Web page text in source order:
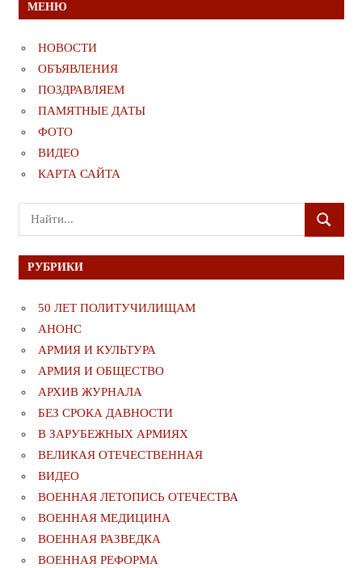
МЕНЮ
НОВОСТИ
ОБЪЯВЛЕНИЯ
ПОЗДРАВЛЯЕМ
ПАМЯТНЫЕ ДАТЫ
ФОТО
ВИДЕО
КАРТА САЙТА
Поиск
для:
ПОИСК
РУБРИКИ
50 ЛЕТ ПОЛИТУЧИЛИЩАМ
АНОНС
АРМИЯ И КУЛЬТУРА
АРМИЯ И ОБЩЕСТВО
АРХИВ ЖУРНАЛА
БЕЗ СРОКА ДАВНОСТИ
В ЗАРУБЕЖНЫХ АРМИЯХ
ВЕЛИКАЯ ОТЕЧЕСТВЕННАЯ
ВИДЕО
ВОЕННАЯ ЛЕТОПИСЬ ОТЕЧЕСТВА
ВОЕННАЯ МЕДИЦИНА
ВОЕННАЯ РАЗВЕДКА
ВОЕННАЯ РЕФОРМА